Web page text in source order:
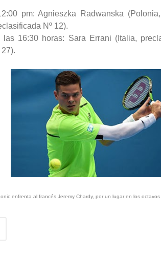
pm: Agnieszka Radwanska
Nº 12).
16:30 horas: Sara Errani (Italia,
enfrenta al francés Jeremy Chardy, por un lugar en los